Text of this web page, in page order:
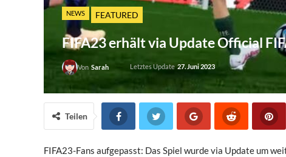
NEWS FEATURED
FIFA23 erhält via Update Official
Von Sarah Letztes Update27. Juni 2023
Teilen
FIFA23-Fans aufgepasst: Das Spiel wurde via Update um